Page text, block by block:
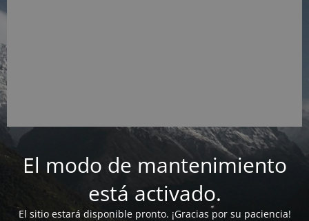
El modo de mantenimiento
está activado.
El sitio estará disponible pronto. ¡Gracias por su paciencia!